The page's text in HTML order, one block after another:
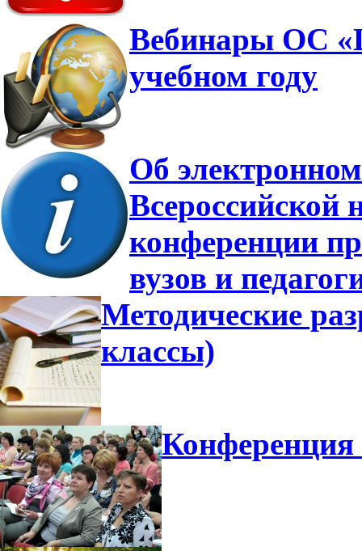
Вебинары ОС
учебном году
Об
Всероссийской
конференции
вузов и
Методические
классы)
Конференция